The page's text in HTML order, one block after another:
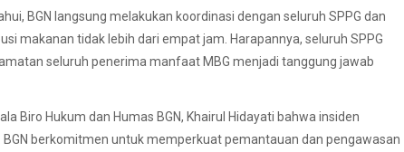
BGN langsung melakukan koordinasi dengan seluruh SPPG dan
makanan tidak lebih dari empat jam. Harapannya, seluruh SPPG
seluruh penerima manfaat MBG menjadi tanggung jawab
Biro Hukum dan Humas BGN, Khairul Hidayati bahwa insiden
berkomitmen untuk memperkuat pemantauan dan pengawasan